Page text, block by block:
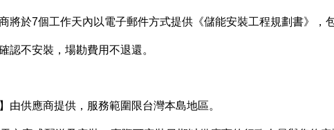
將於7個工作天內以電子郵件方式提供《儲能安裝工程規劃書》，
認不安裝，場勘費用不退還。
由供應商提供，服務範圍限台灣本島地區。